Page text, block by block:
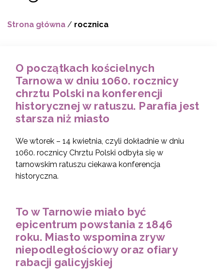
Strona główna / rocznica
O początkach kościelnych
Tarnowa w dniu 1060. rocznicy
chrztu Polski na konferencji
historycznej w ratuszu. Parafia jest
starsza niż miasto
We wtorek – 14 kwietnia, czyli dokładnie w dniu
1060. rocznicy Chrztu Polski odbyła się w
tarnowskim ratuszu ciekawa konferencja
historyczna.
To w Tarnowie miało być
epicentrum powstania z 1846
roku. Miasto wspomina zryw
niepodległościowy oraz ofiary
rabacji galicyjskiej